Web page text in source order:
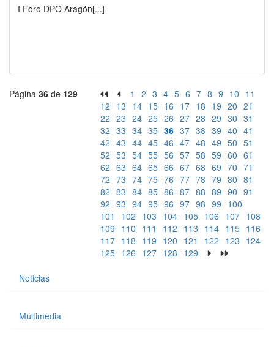
I Foro DPO Aragón[...]
Página 36 de 129 1 2 3 4 5 6 7 8 9 10 11
12 13 14 15 16 17 18 19 20 21
22 23 24 25 26 27 28 29 30 31
32 33 34 35 36 37 38 39 40 41
42 43 44 45 46 47 48 49 50 51
52 53 54 55 56 57 58 59 60 61
62 63 64 65 66 67 68 69 70 71
72 73 74 75 76 77 78 79 80 81
82 83 84 85 86 87 88 89 90 91
92 93 94 95 96 97 98 99 100
101
102 103 104 105 106 107 108
109 110 111 112 113 114 115 116
117 118 119 120 121 122 123 124
125 126 127 128 129
Noticias
Multimedia